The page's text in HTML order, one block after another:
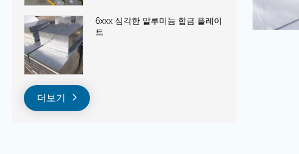
6xxx 심각한 알루미늄 합금 플레이
트
더보기